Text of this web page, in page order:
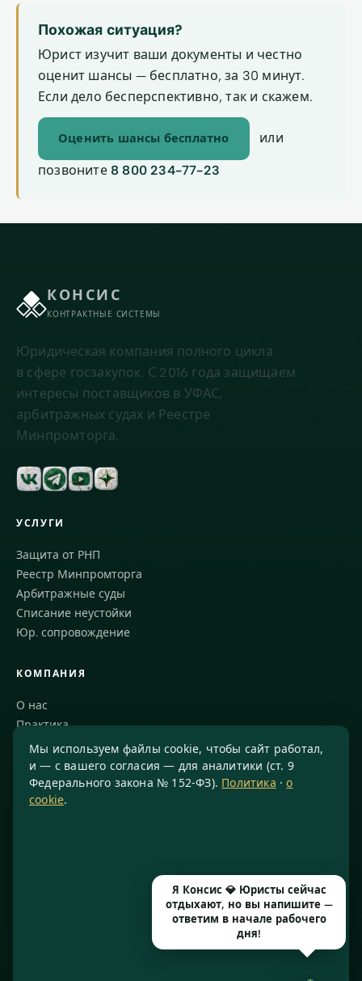
Похожая ситуация?
Юрист изучит ваши документы и честно
оценит шансы — бесплатно, за 30 минут.
Если дело бесперспективно, так и скажем.
Оценить шансы бесплатно или
позвоните 8 800 234-77-23
КОНСИС
КОНТРАКТНЫЕ СИСТЕМЫ
Юридическая компания полного цикла
в сфере госзакупок. С 2016 года защищаем
интересы поставщиков в УФАС,
арбитражных судах и Реестре
Минпромторга.
УСЛУГИ
Защита от РНП
Реестр Минпромторга
Арбитражные суды
Списание неустойки
Юр. сопровождение
КОМПАНИЯ
О нас
Практика
Блог
Команда
Благодарности
Москва, Варшавское шоссе, д. 1А, помещение 14/7
Мы используем файлы cookie, чтобы сайт работал,
и — с вашего согласия — для аналитики (ст. 9
Федерального закона № 152-ФЗ). Политика ·о
cookie.
Я Консис 💎 Юристы сейчас
отдыхают, но вы напишите —
ответим в начале рабочего
дня!